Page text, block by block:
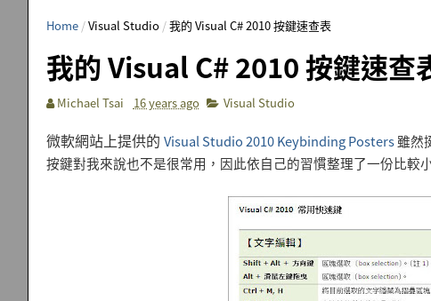
Home /Visual Studio /我的 Visual C# 2010 按鍵速查表
我的 Visual C# 2010 按鍵速查
Michael Tsai 16 years ago Visual Studio
微軟網站上提供的 Visual Studio 2010 Keybinding Posters雖然
按鍵對我來說也不是很常用，因此依自己的習慣整理了一份比較